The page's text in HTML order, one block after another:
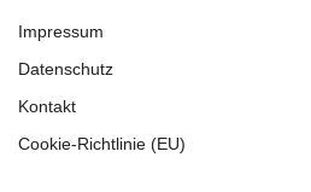
Impressum
Datenschutz
Kontakt
Cookie-Richtlinie (EU)